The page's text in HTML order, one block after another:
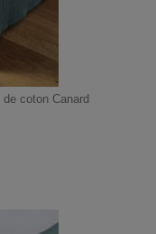
coton Canard